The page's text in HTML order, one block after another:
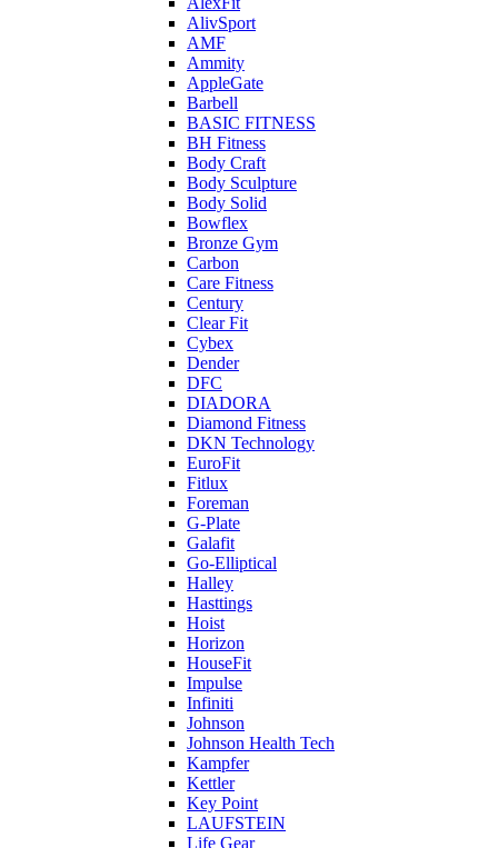
AlivSport
AMF
Ammity
AppleGate
Barbell
BASIC FITNESS
BH Fitness
Body Craft
Body Sculpture
Body Solid
Bowflex
Bronze Gym
Carbon
Care Fitness
Century
Clear Fit
Cybex
Dender
DFC
DIADORA
Diamond Fitness
DKN Technology
EuroFit
Fitlux
Foreman
G-Plate
Galafit
Go-Elliptical
Halley
Hasttings
Hoist
Horizon
HouseFit
Impulse
Infiniti
Johnson
Johnson Health Tech
Kampfer
Kettler
Key Point
LAUFSTEIN
Life Gear